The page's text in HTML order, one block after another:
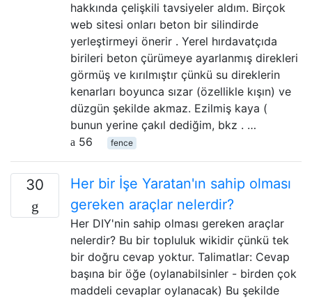
hakkında çelişkili tavsiyeler aldım. Birçok
web sitesi onları beton bir silindirde
yerleştirmeyi önerir . Yerel hırdavatçıda
birileri beton çürümeye ayarlanmış direkleri
görmüş ve kırılmıştır çünkü su direklerin
kenarları boyunca sızar (özellikle kışın) ve
düzgün şekilde akmaz. Ezilmiş kaya (
bunun yerine çakıl dediğim, bkz . …
56
fence
30
Her bir İşe Yaratan'ın sahip olması
gereken araçlar nelerdir?
Her DIY'nin sahip olması gereken araçlar
nelerdir? Bu bir topluluk wikidir çünkü tek
bir doğru cevap yoktur. Talimatlar: Cevap
başına bir öğe (oylanabilsinler - birden çok
maddeli cevaplar oylanacak) Bu şekilde